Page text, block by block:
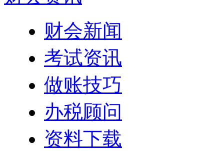
财会新闻
考试资讯
做账技巧
办税顾问
资料下载